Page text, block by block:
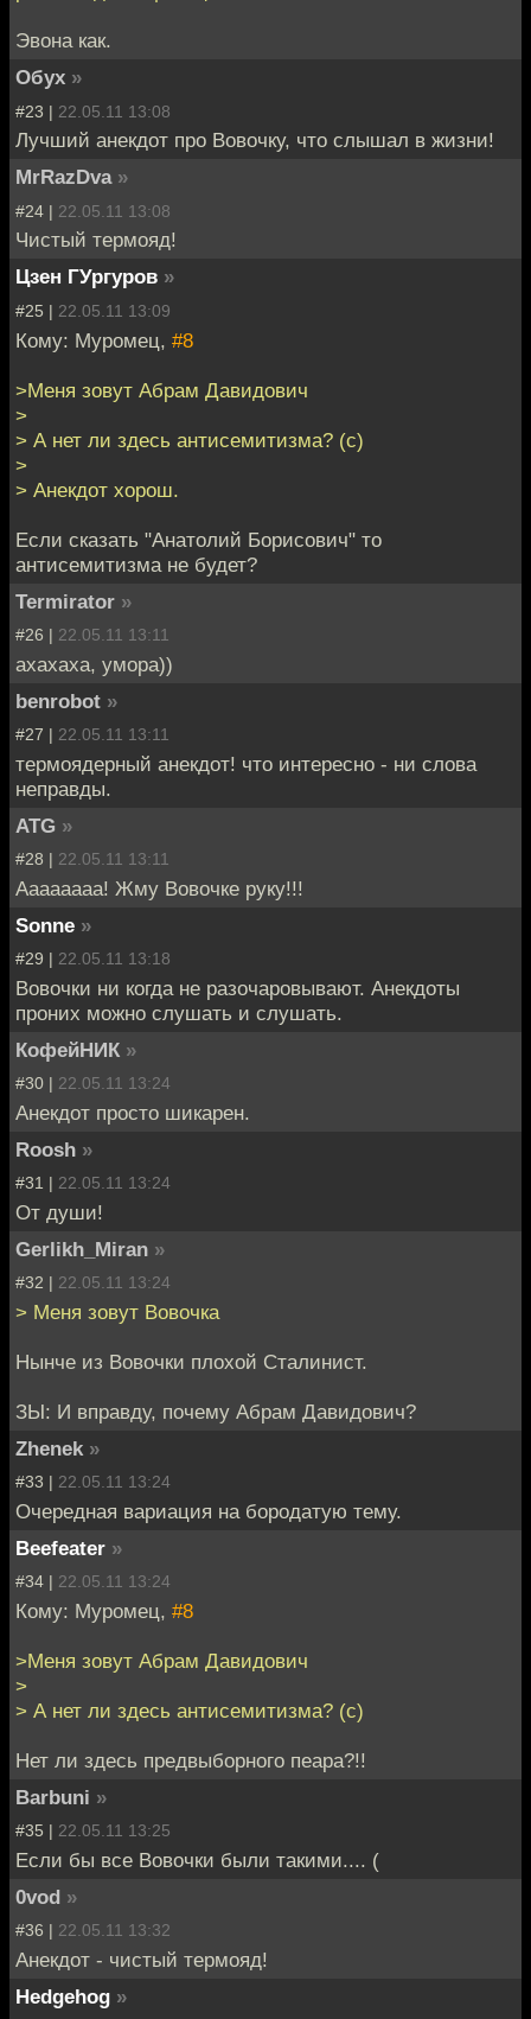
Эвона как.
Обух »
#23 | 22.05.11 13:08
Лучший анекдот про Вовочку, что слышал в жизни!
MrRazDva »
#24 | 22.05.11 13:08
Чистый термояд!
Цзен ГУргуров »
#25 | 22.05.11 13:09
Кому: Муромец, #8
>Меня зовут Абрам Давидович
>
> А нет ли здесь антисемитизма? (с)
>
> Анекдот хорош.
Если сказать "Анатолий Борисович" то
антисемитизма не будет?
Termirator »
#26 | 22.05.11 13:11
ахахаха, умора))
benrobot »
#27 | 22.05.11 13:11
термоядерный анекдот! что интересно - ни слова
неправды.
ATG »
#28 | 22.05.11 13:11
Аааааааа! Жму Вовочке руку!!!
Sonne »
#29 | 22.05.11 13:18
Вовочки ни когда не разочаровывают. Анекдоты
проних можно слушать и слушать.
КофейНИК »
#30 | 22.05.11 13:24
Анекдот просто шикарен.
Roosh »
#31 | 22.05.11 13:24
От души!
Gerlikh_Miran »
#32 | 22.05.11 13:24
> Меня зовут Вовочка
Нынче из Вовочки плохой Сталинист.
ЗЫ: И вправду, почему Абрам Давидович?
Zhenek »
#33 | 22.05.11 13:24
Очередная вариация на бородатую тему.
Beefeater »
#34 | 22.05.11 13:24
Кому: Муромец, #8
>Меня зовут Абрам Давидович
>
> А нет ли здесь антисемитизма? (с)
Нет ли здесь предвыборного пеара?!!
Barbuni »
#35 | 22.05.11 13:25
Если бы все Вовочки были такими.... (
0vod »
#36 | 22.05.11 13:32
Анекдот - чистый термояд!
Hedgehog »